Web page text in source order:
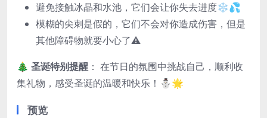
避免接触冰晶和水池，它们会让你失去进度❄️💦
模糊的尖刺是假的，它们不会对你造成伤害，但是
其他障碍物就要小心了⚠️
🎄 圣诞特别提醒 ： 在节日的氛围中挑战自己，顺利收
集礼物，感受圣诞的温暖和快乐！⛄🌟
预览